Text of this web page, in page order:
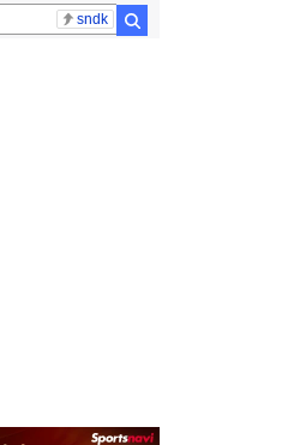
sndk